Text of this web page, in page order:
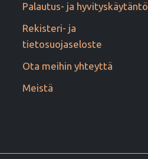
Palautus- ja hyvityskäytäntö
Rekisteri- ja
tietosuojaseloste
Ota meihin yhteyttä
Meistä